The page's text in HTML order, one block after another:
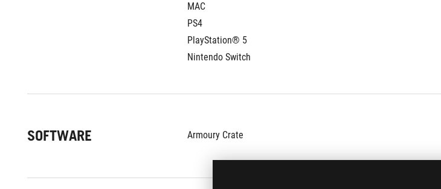
MAC
PS4
PlayStation® 5
Nintendo Switch
SOFTWARE Armoury Crate